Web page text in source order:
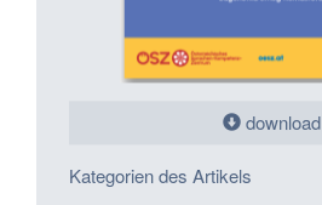
download
Kategorien des Artikels